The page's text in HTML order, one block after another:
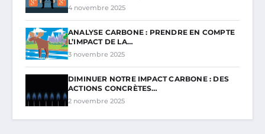
4 novembre 2025
ANALYSE CARBONE : PRENDRE EN COMPTE
L’IMPACT DE LA…
3 novembre 2025
DIMINUER NOTRE IMPACT CARBONE : DES
ACTIONS CONCRÈTES…
2 novembre 2025